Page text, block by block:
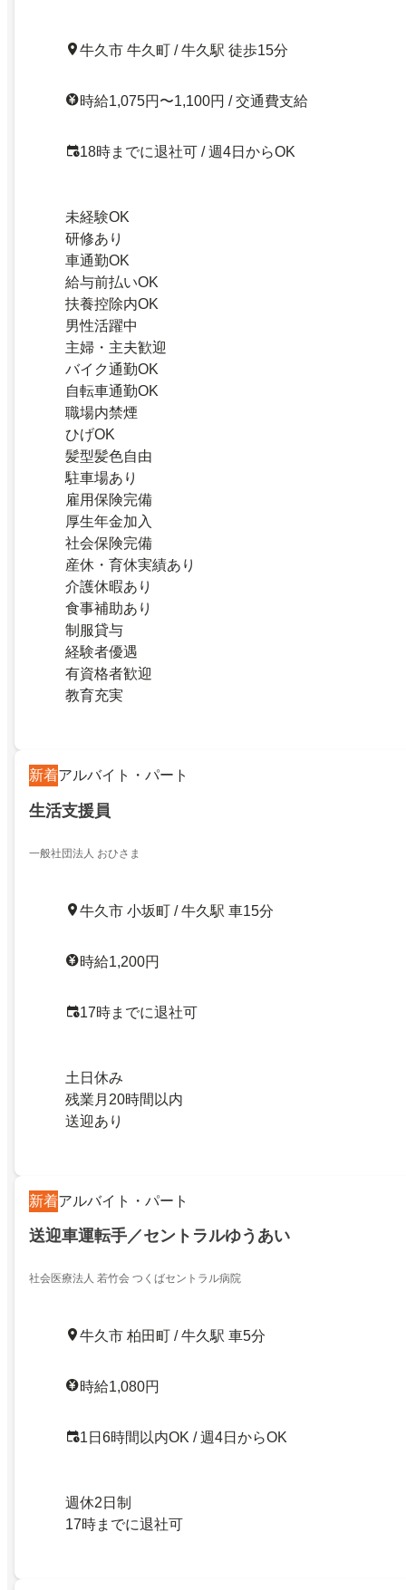
牛久市 牛久町 / 牛久駅 徒歩15分
時給1,075円〜1,100円 / 交通費支給
18時までに退社可 / 週4日からOK
未経験OK
研修あり
車通勤OK
給与前払いOK
扶養控除内OK
男性活躍中
主婦・主夫歓迎
バイク通勤OK
自転車通勤OK
職場内禁煙
ひげOK
髪型髪色自由
駐車場あり
雇用保険完備
厚生年金加入
社会保険完備
産休・育休実績あり
介護休暇あり
食事補助あり
制服貸与
経験者優遇
有資格者歓迎
教育充実
新着アルバイト・パート
生活支援員
一般社団法人 おひさま
牛久市 小坂町 / 牛久駅 車15分
時給1,200円
17時までに退社可
土日休み
残業月20時間以内
送迎あり
新着アルバイト・パート
送迎車運転手／セントラルゆうあい
社会医療法人 若竹会 つくばセントラル病院
牛久市 柏田町 / 牛久駅 車5分
時給1,080円
1日6時間以内OK / 週4日からOK
週休2日制
17時までに退社可